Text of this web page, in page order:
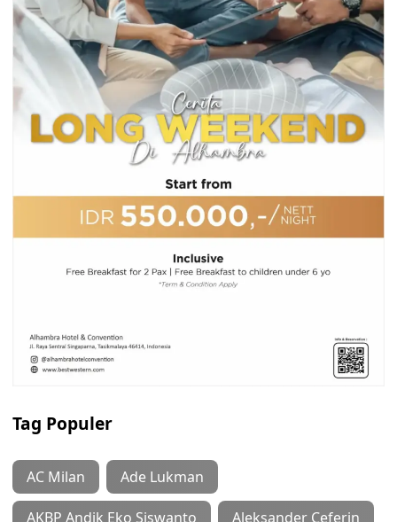
Tag Populer
AC Milan Ade Lukman
AKBP Andik Eko Siswanto Aleksander Ceferin